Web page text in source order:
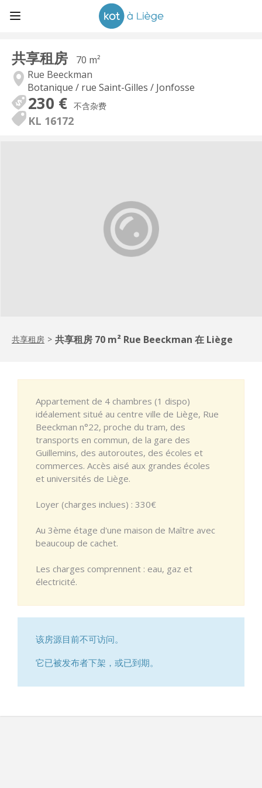
共享租房
70 m²
Rue Beeckman
Botanique / rue Saint-Gilles / Jonfosse
230 € 不含杂费
KL 16172
共享租房 > 共享租房 70 m² Rue Beeckman 在 Liège
Appartement de 4 chambres (1 dispo)
idéalement situé au centre ville de Liège, Rue
Beeckman n°22, proche du tram, des
transports en commun, de la gare des
Guillemins, des autoroutes, des écoles et
commerces. Accès aisé aux grandes écoles
et universités de Liège.
Loyer (charges inclues) : 330€
Au 3ème étage d'une maison de Maître avec
beaucoup de cachet.
Les charges comprennent : eau, gaz et
électricité.
该房源目前不可访问。
它已被发布者下架，或已到期。